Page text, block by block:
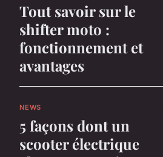
Tout savoir sur le
shifter moto :
fonctionnement et
avantages
NEWS
5 façons dont un
scooter électrique